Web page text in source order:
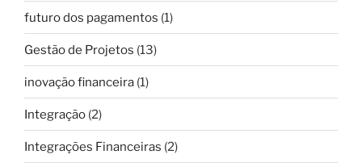
futuro dos pagamentos (1)
Gestão de Projetos (13)
inovação financeira (1)
Integração (2)
Integrações Financeiras (2)